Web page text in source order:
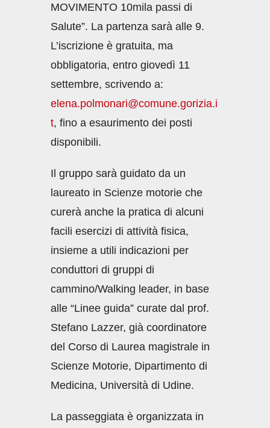
MOVIMENTO 10mila passi di
Salute”. La partenza sarà alle 9.
L’iscrizione è gratuita, ma
obbligatoria, entro giovedì 11
settembre, scrivendo a:
elena.polmonari@comune.gorizia.i
t, fino a esaurimento dei posti
disponibili.
Il gruppo sarà guidato da un
laureato in Scienze motorie che
curerà anche la pratica di alcuni
facili esercizi di attività fisica,
insieme a utili indicazioni per
conduttori di gruppi di
cammino/Walking leader, in base
alle “Linee guida” curate dal prof.
Stefano Lazzer, già coordinatore
del Corso di Laurea magistrale in
Scienze Motorie, Dipartimento di
Medicina, Università di Udine.
La passeggiata è organizzata in